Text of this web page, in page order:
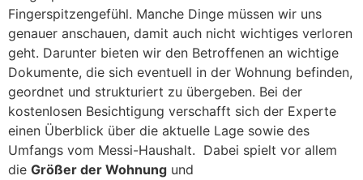
Fingerspitzengefühl. Manche Dinge müssen wir uns
genauer anschauen, damit auch nicht wichtiges verloren
geht. Darunter bieten wir den Betroffenen an wichtige
Dokumente, die sich eventuell in der Wohnung befinden,
geordnet und strukturiert zu übergeben. Bei der
kostenlosen Besichtigung verschafft sich der Experte
einen Überblick über die aktuelle Lage sowie des
Umfangs vom Messi-Haushalt. Dabei spielt vor allem
die Größer der Wohnung und